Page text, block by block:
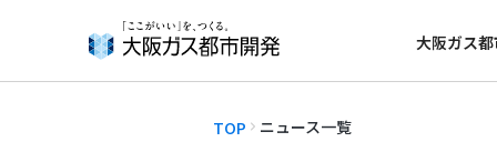
大阪ガス
About Us
Our Business
TOP ニュース一覧